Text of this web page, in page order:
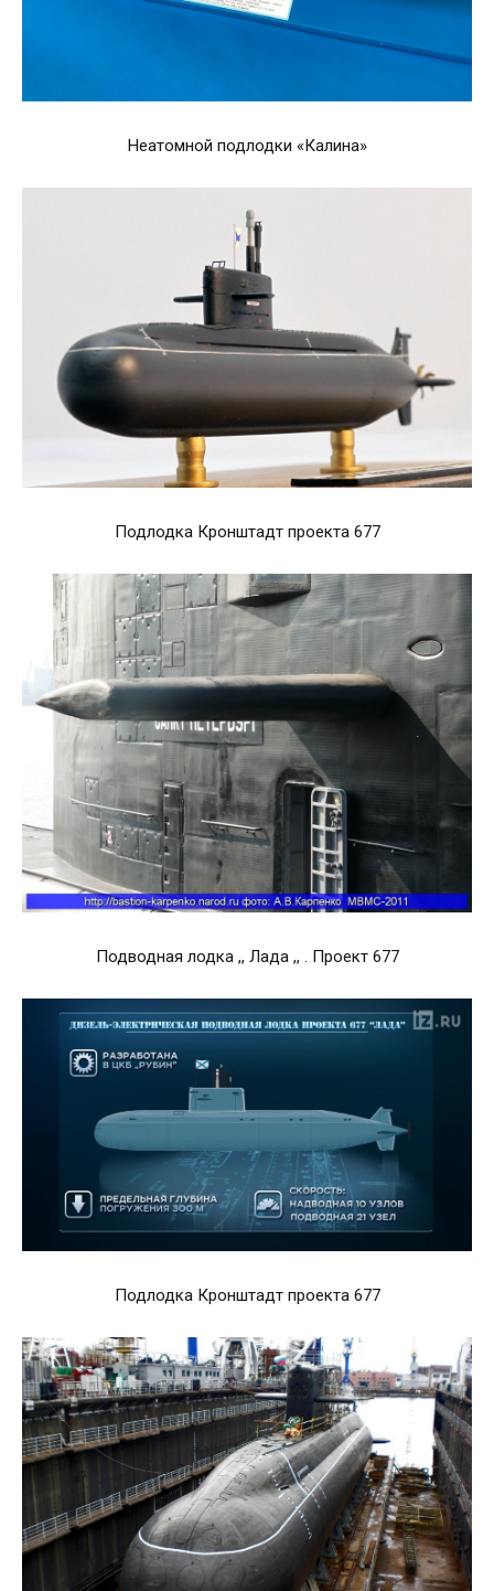
Неатомной подлодки «Калина»
Подлодка Кронштадт проекта 677
Подводная лодка ,, Лада ,, . Проект 677
Подлодка Кронштадт проекта 677